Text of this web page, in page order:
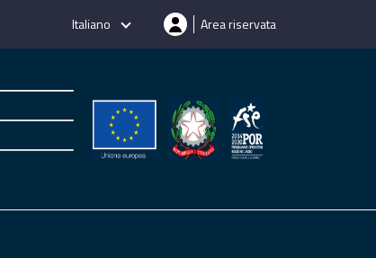
Italiano Area riservata